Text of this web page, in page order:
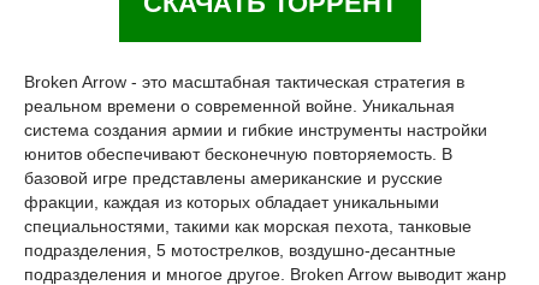
Broken Arrow - это масштабная тактическая стратегия в
реальном времени о современной войне. Уникальная
система создания армии и гибкие инструменты настройки
юнитов обеспечивают бесконечную повторяемость. В
базовой игре представлены американские и русские
фракции, каждая из которых обладает уникальными
специальностями, такими как морская пехота, танковые
подразделения, 5 мотострелков, воздушно-десантные
подразделения и многое другое. Broken Arrow выводит жанр